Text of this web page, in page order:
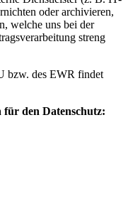
oder archivieren,
welche uns bei der
streng
bzw. des EWR findet
den Datenschutz: